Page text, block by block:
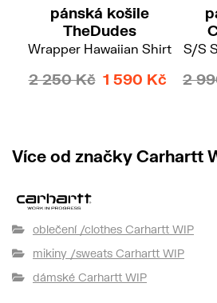
pánská košile
TheDudes
Wrapper Hawaiian Shirt
2 250 Kč 1 590 Kč
S/S
2
Více od značky Carhartt
oblečení /clothes Carhartt WIP
mikiny /sweats Carhartt WIP
dámské Carhartt WIP